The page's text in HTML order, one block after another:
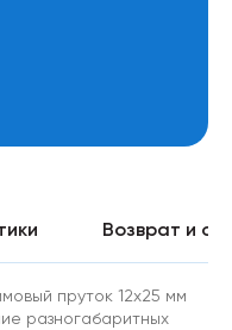
Возврат и
пруток 12х25 мм
разногабаритных